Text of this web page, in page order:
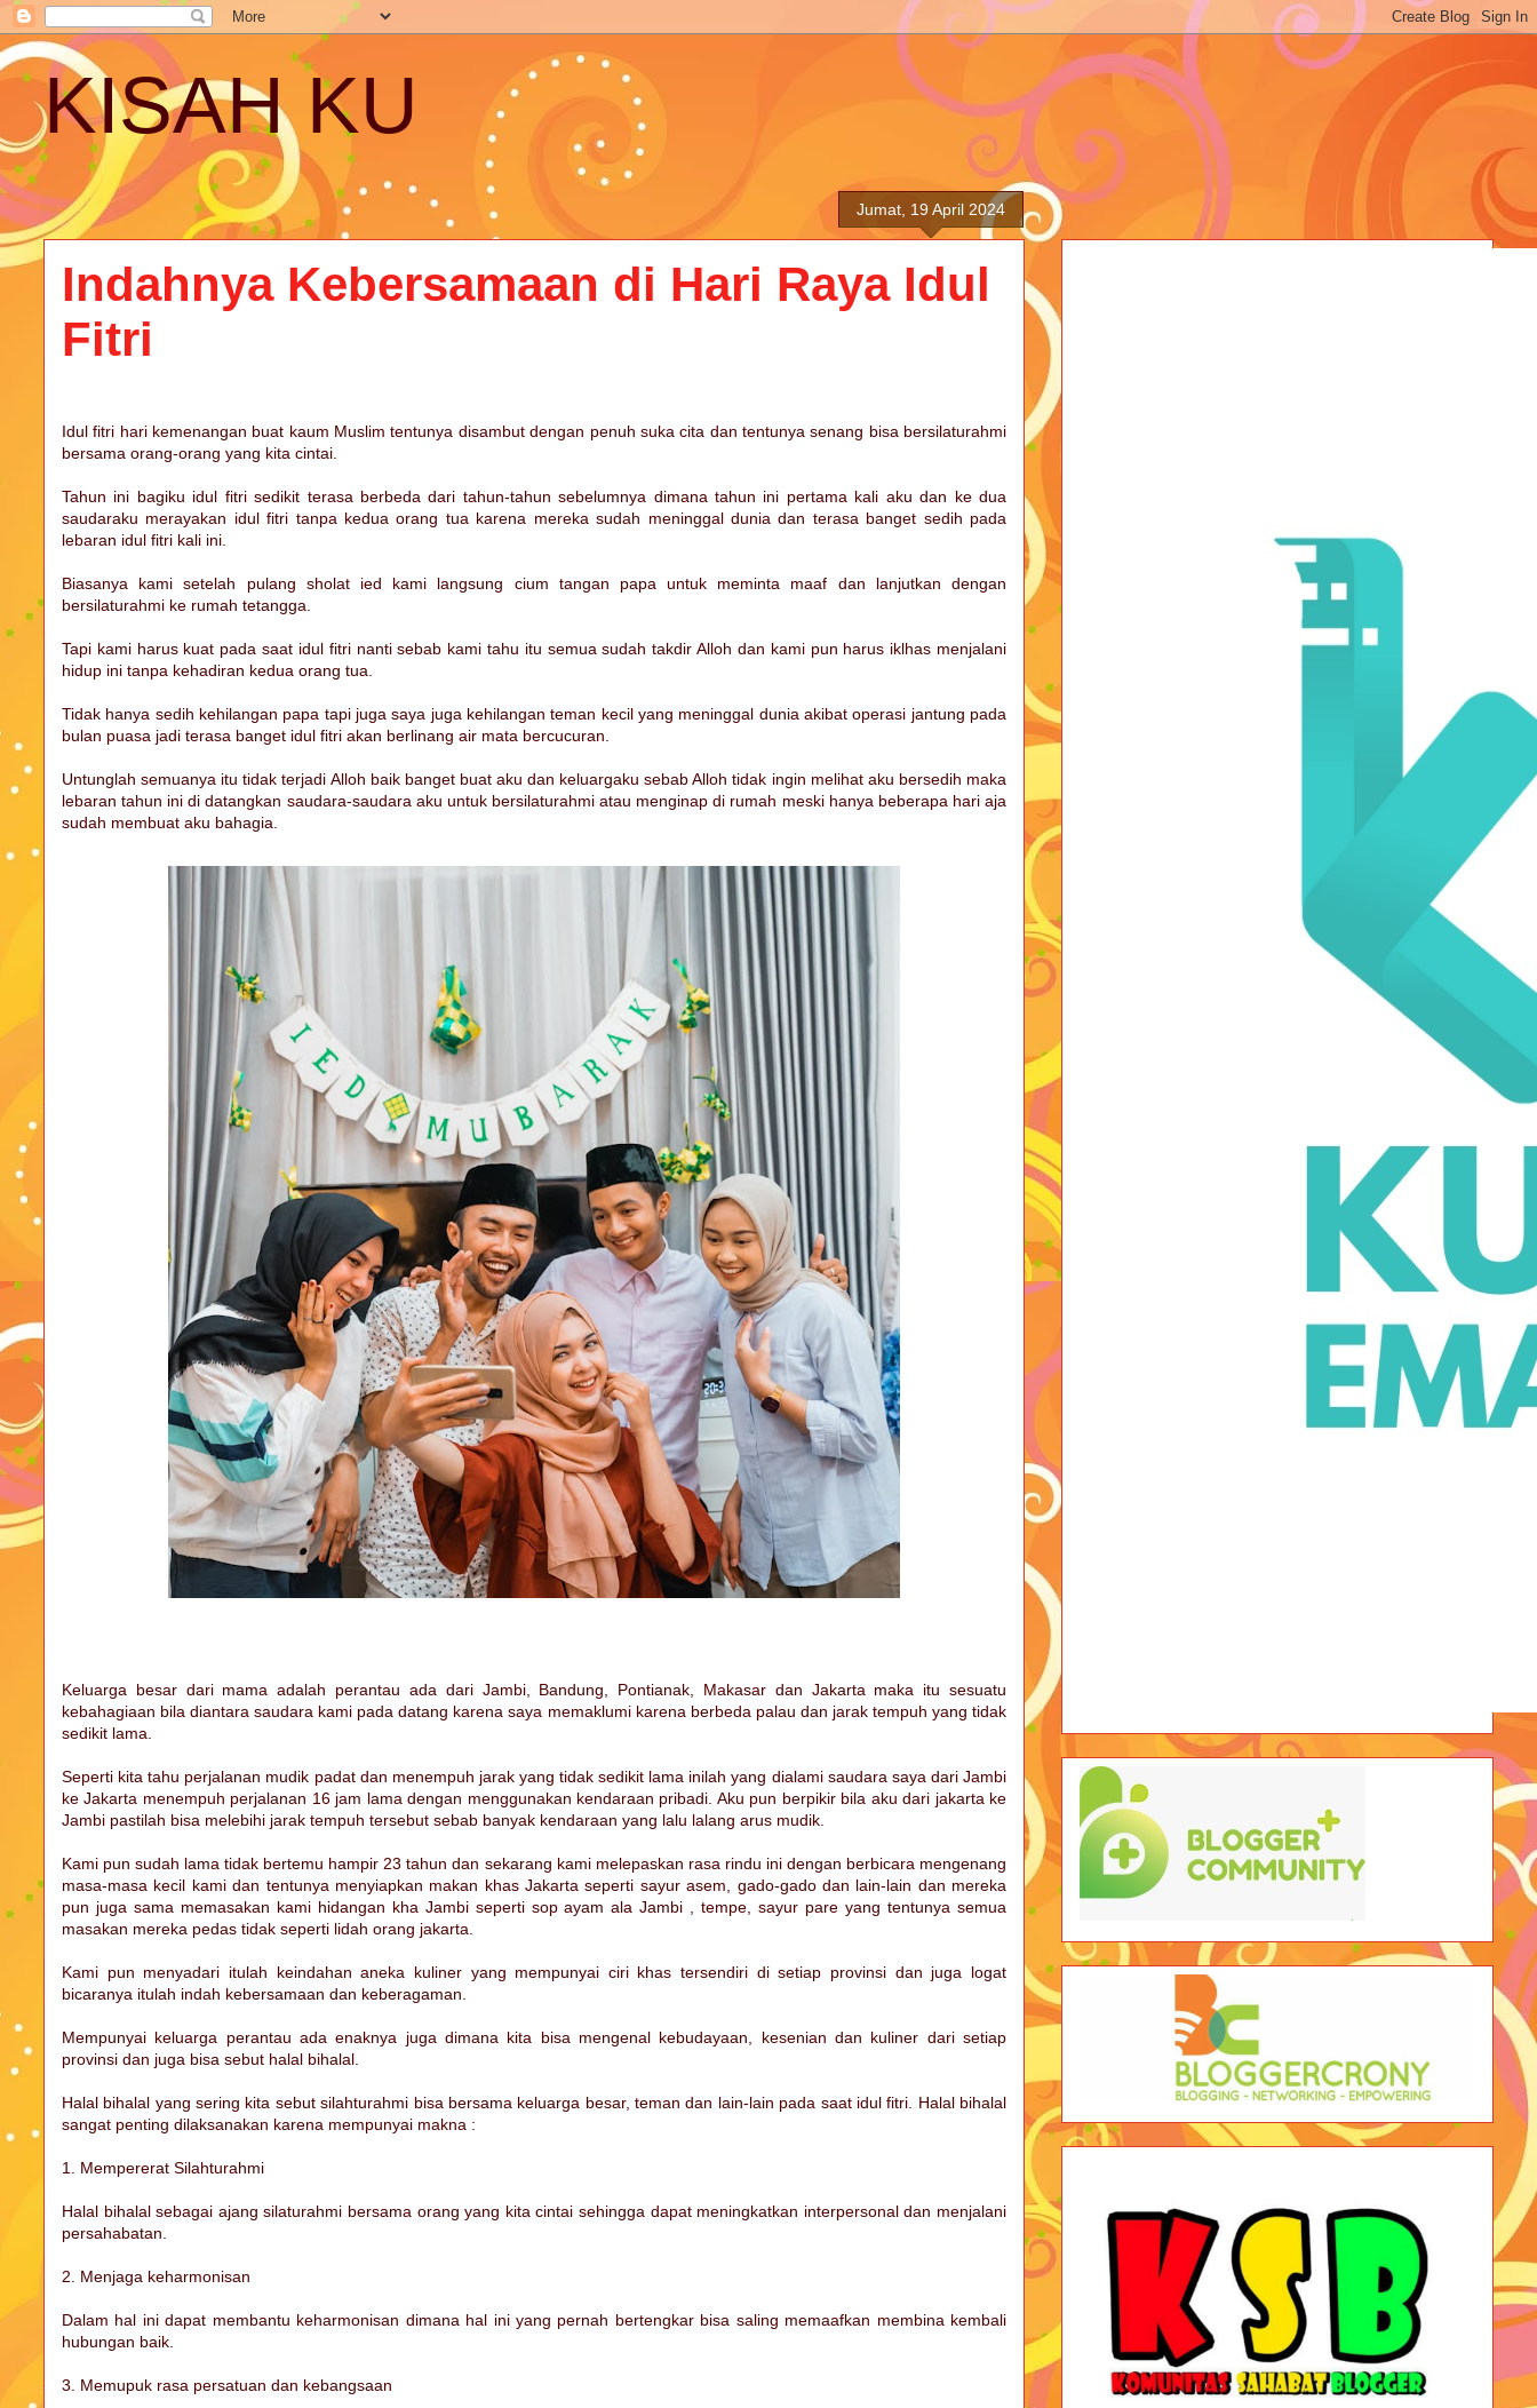
KISAH KU
Jumat, 19 April 2024
Indahnya Kebersamaan di Hari Raya Idul
Fitri
Idul fitri hari kemenangan buat kaum Muslim tentunya disambut dengan penuh suka cita dan tentunya senang bisa bersilaturahmi
bersama orang-orang yang kita cintai.
Tahun ini bagiku idul fitri sedikit terasa berbeda dari tahun-tahun sebelumnya dimana tahun ini pertama kali aku dan ke dua
saudaraku merayakan idul fitri tanpa kedua orang tua karena mereka sudah meninggal dunia dan terasa banget sedih pada
lebaran idul fitri kali ini.
Biasanya kami setelah pulang sholat ied kami langsung cium tangan papa untuk meminta maaf dan lanjutkan dengan
bersilaturahmi ke rumah tetangga.
Tapi kami harus kuat pada saat idul fitri nanti sebab kami tahu itu semua sudah takdir Alloh dan kami pun harus iklhas menjalani
hidup ini tanpa kehadiran kedua orang tua.
Tidak hanya sedih kehilangan papa tapi juga saya juga kehilangan teman kecil yang meninggal dunia akibat operasi jantung pada
bulan puasa jadi terasa banget idul fitri akan berlinang air mata bercucuran.
Untunglah semuanya itu tidak terjadi Alloh baik banget buat aku dan keluargaku sebab Alloh tidak ingin melihat aku bersedih maka
lebaran tahun ini di datangkan saudara-saudara aku untuk bersilaturahmi atau menginap di rumah meski hanya beberapa hari aja
sudah membuat aku bahagia.
Keluarga besar dari mama adalah perantau ada dari Jambi, Bandung, Pontianak, Makasar dan Jakarta maka itu sesuatu
kebahagiaan bila diantara saudara kami pada datang karena saya memaklumi karena berbeda palau dan jarak tempuh yang tidak
sedikit lama.
Seperti kita tahu perjalanan mudik padat dan menempuh jarak yang tidak sedikit lama inilah yang dialami saudara saya dari Jambi
ke Jakarta menempuh perjalanan 16 jam lama dengan menggunakan kendaraan pribadi. Aku pun berpikir bila aku dari jakarta ke
Jambi pastilah bisa melebihi jarak tempuh tersebut sebab banyak kendaraan yang lalu lalang arus mudik.
Kami pun sudah lama tidak bertemu hampir 23 tahun dan sekarang kami melepaskan rasa rindu ini dengan berbicara mengenang
masa-masa kecil kami dan tentunya menyiapkan makan khas Jakarta seperti sayur asem, gado-gado dan lain-lain dan mereka
pun juga sama memasakan kami hidangan kha Jambi seperti sop ayam ala Jambi , tempe, sayur pare yang tentunya semua
masakan mereka pedas tidak seperti lidah orang jakarta.
Kami pun menyadari itulah keindahan aneka kuliner yang mempunyai ciri khas tersendiri di setiap provinsi dan juga logat
bicaranya itulah indah kebersamaan dan keberagaman.
Mempunyai keluarga perantau ada enaknya juga dimana kita bisa mengenal kebudayaan, kesenian dan kuliner dari setiap
provinsi dan juga bisa sebut halal bihalal.
Halal bihalal yang sering kita sebut silahturahmi bisa bersama keluarga besar, teman dan lain-lain pada saat idul fitri. Halal bihalal
sangat penting dilaksanakan karena mempunyai makna :
1. Mempererat Silahturahmi
Halal bihalal sebagai ajang silaturahmi bersama orang yang kita cintai sehingga dapat meningkatkan interpersonal dan menjalani
persahabatan.
2. Menjaga keharmonisan
Dalam hal ini dapat membantu keharmonisan dimana hal ini yang pernah bertengkar bisa saling memaafkan membina kembali
hubungan baik.
3. Memupuk rasa persatuan dan kebangsaan